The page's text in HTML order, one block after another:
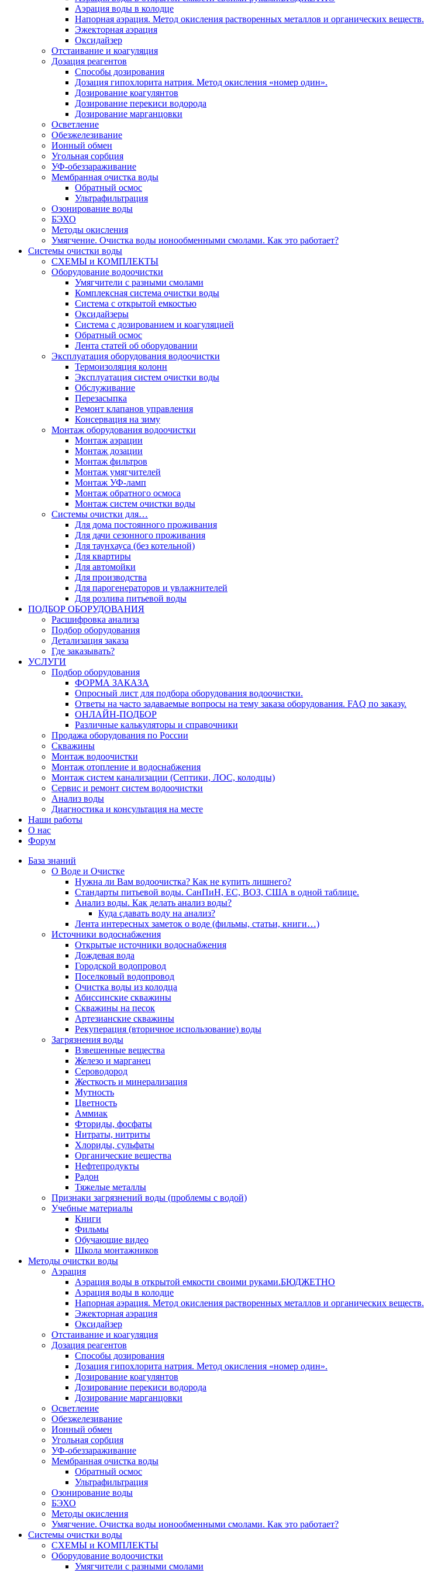
Аэрация воды в колодце
Напорная аэрация. Метод окисления растворенных металлов и органических веществ.
Эжекторная аэрация
Оксидайзер
Отстаивание и коагуляция
Дозация реагентов
Способы дозирования
Дозация гипохлорита натрия. Метод окисления «номер один».
Дозирование коагулянтов
Дозирование перекиси водорода
Дозирование марганцовки
Осветление
Обезжелезивание
Ионный обмен
Угольная сорбция
УФ-обеззараживание
Мембранная очистка воды
Обратный осмос
Ультрафильтрация
Озонирование воды
БЭХО
Методы окисления
Умягчение. Очистка воды ионообменными смолами. Как это работает?
Системы очистки воды
СХЕМЫ и КОМПЛЕКТЫ
Оборудование водоочистки
Умягчители с разными смолами
Комплексная система очистки воды
Система с открытой емкостью
Оксидайзеры
Система с дозированием и коагуляцией
Обратный осмос
Лента статей об оборудовании
Эксплуатация оборудования водоочистки
Термоизоляция колонн
Эксплуатация систем очистки воды
Обслуживание
Перезасыпка
Ремонт клапанов управления
Консервация на зиму
Монтаж оборудования водоочистки
Монтаж аэрации
Монтаж дозации
Монтаж фильтров
Монтаж умягчителей
Монтаж УФ-ламп
Монтаж обратного осмоса
Монтаж систем очистки воды
Системы очистки для…
Для дома постоянного проживания
Для дачи сезонного проживания
Для таунхауса (без котельной)
Для квартиры
Для автомойки
Для производства
Для парогенераторов и увлажнителей
Для розлива питьевой воды
ПОДБОР ОБОРУДОВАНИЯ
Расшифровка анализа
Подбор оборудования
Детализация заказа
Где заказывать?
УСЛУГИ
Подбор оборудования
ФОРМА ЗАКАЗА
Опросный лист для подбора оборудования водоочистки.
Ответы на часто задаваемые вопросы на тему заказа оборудования. FAQ по заказу.
ОНЛАЙН-ПОДБОР
Различные калькуляторы и справочники
Продажа оборудования по России
Скважины
Монтаж водоочистки
Монтаж отопление и водоснабжения
Монтаж систем канализации (Септики, ЛОС, колодцы)
Сервис и ремонт систем водоочистки
Анализ воды
Диагностика и консультация на месте
Наши работы
О нас
Форум
База знаний
О Воде и Очистке
Нужна ли Вам водоочистка? Как не купить лишнего?
Стандарты питьевой воды. СанПиН, ЕС, ВОЗ, США в одной таблице.
Анализ воды. Как делать анализ воды?
Куда сдавать воду на анализ?
Лента интересных заметок о воде (фильмы, статьи, книги…)
Источники водоснабжения
Открытые источники водоснабжения
Дождевая вода
Городской водопровод
Поселковый водопровод
Очистка воды из колодца
Абиссинские скважины
Скважины на песок
Артезианские скважины
Рекуперация (вторичное использование) воды
Загрязнения воды
Взвешенные вещества
Железо и марганец
Сероводород
Жесткость и минерализация
Мутность
Цветность
Аммиак
Фториды, фосфаты
Нитраты, нитриты
Хлориды, сульфаты
Органические вещества
Нефтепродукты
Радон
Тяжелые металлы
Признаки загрязнений воды (проблемы с водой)
Учебные материалы
Книги
Фильмы
Обучающие видео
Школа монтажников
Методы очистки воды
Аэрация
Аэрация воды в открытой емкости своими руками.БЮДЖЕТНО
Аэрация воды в колодце
Напорная аэрация. Метод окисления растворенных металлов и органических веществ.
Эжекторная аэрация
Оксидайзер
Отстаивание и коагуляция
Дозация реагентов
Способы дозирования
Дозация гипохлорита натрия. Метод окисления «номер один».
Дозирование коагулянтов
Дозирование перекиси водорода
Дозирование марганцовки
Осветление
Обезжелезивание
Ионный обмен
Угольная сорбция
УФ-обеззараживание
Мембранная очистка воды
Обратный осмос
Ультрафильтрация
Озонирование воды
БЭХО
Методы окисления
Умягчение. Очистка воды ионообменными смолами. Как это работает?
Системы очистки воды
СХЕМЫ и КОМПЛЕКТЫ
Оборудование водоочистки
Умягчители с разными смолами